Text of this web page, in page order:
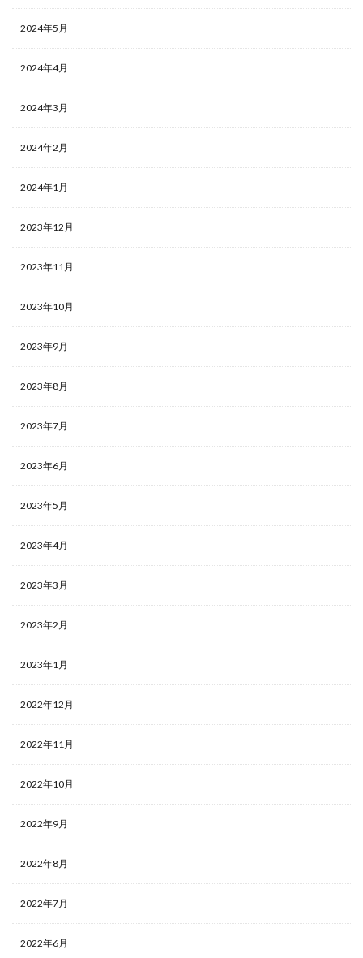
2024年5月
2024年4月
2024年3月
2024年2月
2024年1月
2023年12月
2023年11月
2023年10月
2023年9月
2023年8月
2023年7月
2023年6月
2023年5月
2023年4月
2023年3月
2023年2月
2023年1月
2022年12月
2022年11月
2022年10月
2022年9月
2022年8月
2022年7月
2022年6月